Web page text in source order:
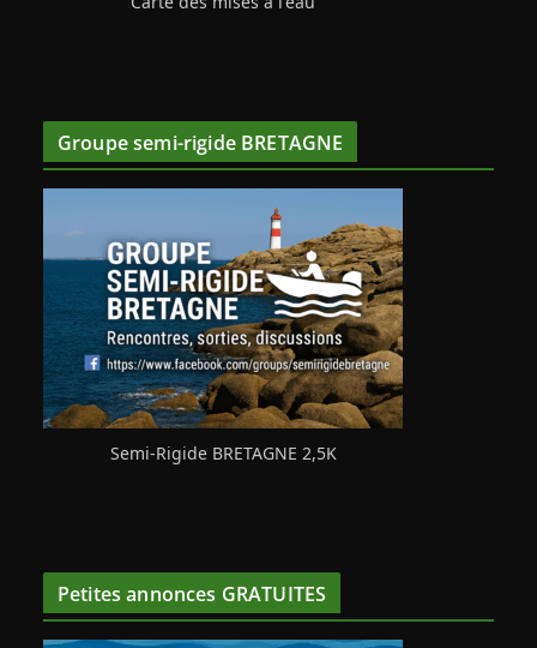
Groupe semi-rigide BRETAGNE
Semi-Rigide BRETAGNE 2,5K
Petites annonces GRATUITES